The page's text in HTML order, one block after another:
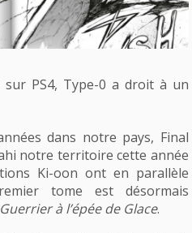
PS4, Type-0 a droit à un
dans notre pays, Final
notre territoire cette année
Ki-oon ont en parallèle
tome est désormais
à l’épée de Glace.